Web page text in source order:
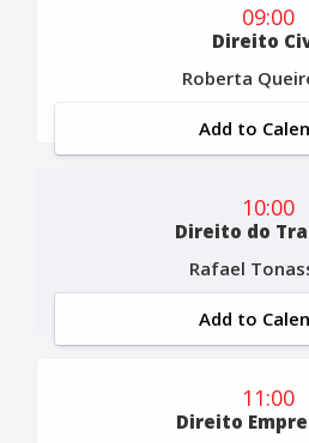
09:00
Direito
Roberta
Add to
10:00
Direito do
Rafael
Add to
11:00
Direito